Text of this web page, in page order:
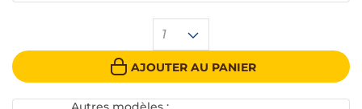
1
AJOUTER AU PANIER